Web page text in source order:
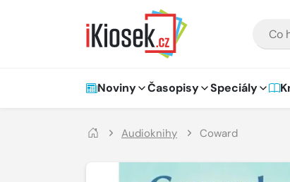
Hlavní navigace
Noviny Časopisy Speciály
Audioknihy Coward